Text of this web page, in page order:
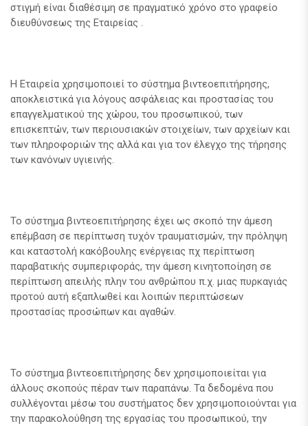
στιγμή είναι διαθέσιμη σε πραγματικό χρόνο στο γραφείο
διευθύνσεως της Εταιρείας .
Η Εταιρεία χρησιμοποιεί το σύστημα βιντεοεπιτήρησης,
αποκλειστικά για λόγους ασφάλειας και προστασίας του
επαγγελματικού της χώρου, του προσωπικού, των
επισκεπτών, των περιουσιακών στοιχείων, των αρχείων και
των πληροφοριών της αλλά και για τον έλεγχο της τήρησης
των κανόνων υγιεινής.
Το σύστημα βιντεοεπιτήρησης έχει ως σκοπό την άμεση
επέμβαση σε περίπτωση τυχόν τραυματισμών, την πρόληψη
και καταστολή κακόβουλης ενέργειας πχ περίπτωση
παραβατικής συμπεριφοράς, την άμεση κινητοποίηση σε
περίπτωση απειλής πλην του ανθρώπου π.χ. μιας πυρκαγιάς
προτού αυτή εξαπλωθεί και λοιπών περιπτώσεων
προστασίας προσώπων και αγαθών.
Το σύστημα βιντεοεπιτήρησης δεν χρησιμοποιείται για
άλλους σκοπούς πέραν των παραπάνω. Τα δεδομένα που
συλλέγονται μέσω του συστήματος δεν χρησιμοποιούνται για
την παρακολούθηση της εργασίας του προσωπικού, την